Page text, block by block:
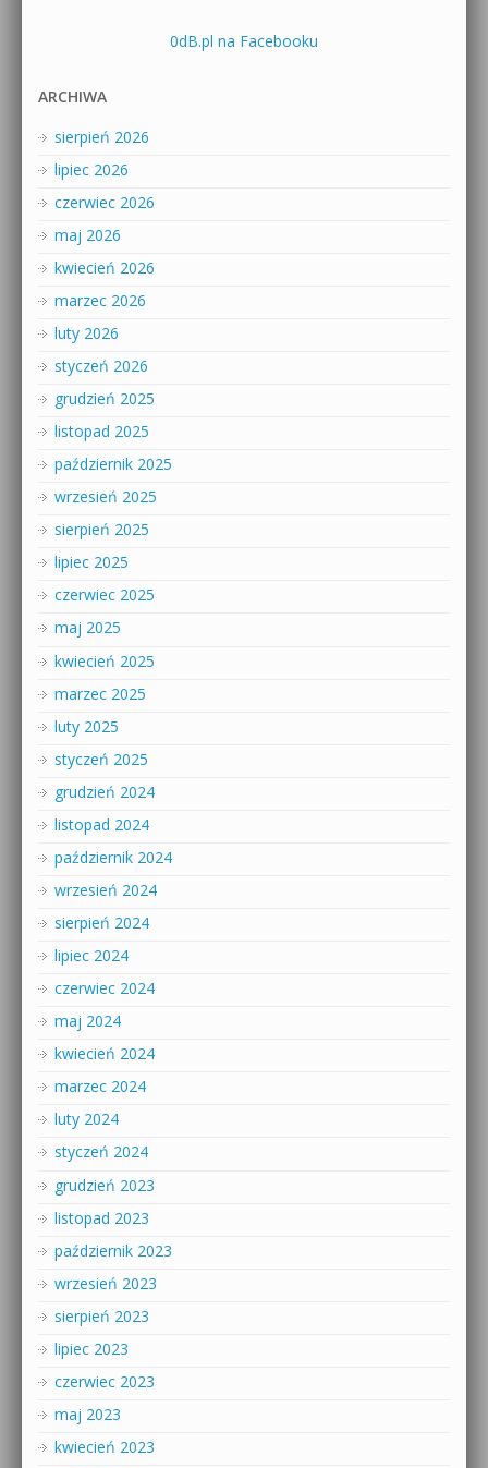
0dB.pl na Facebooku
ARCHIWA
sierpień 2026
lipiec 2026
czerwiec 2026
maj 2026
kwiecień 2026
marzec 2026
luty 2026
styczeń 2026
grudzień 2025
listopad 2025
październik 2025
wrzesień 2025
sierpień 2025
lipiec 2025
czerwiec 2025
maj 2025
kwiecień 2025
marzec 2025
luty 2025
styczeń 2025
grudzień 2024
listopad 2024
październik 2024
wrzesień 2024
sierpień 2024
lipiec 2024
czerwiec 2024
maj 2024
kwiecień 2024
marzec 2024
luty 2024
styczeń 2024
grudzień 2023
listopad 2023
październik 2023
wrzesień 2023
sierpień 2023
lipiec 2023
czerwiec 2023
maj 2023
kwiecień 2023